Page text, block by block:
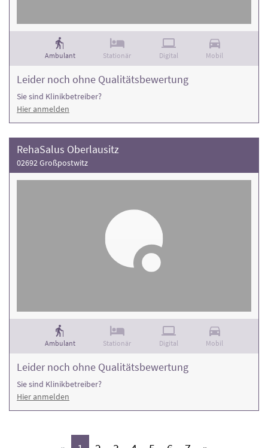
Ambulant Stationär Digital Mobil
Leider noch ohne Qualitätsbewertung
Sie sind Klinikbetreiber?
Hier anmelden
RehaSalus Oberlausitz
02692 Großpostwitz
Ambulant Stationär Digital Mobil
Leider noch ohne Qualitätsbewertung
Sie sind Klinikbetreiber?
Hier anmelden